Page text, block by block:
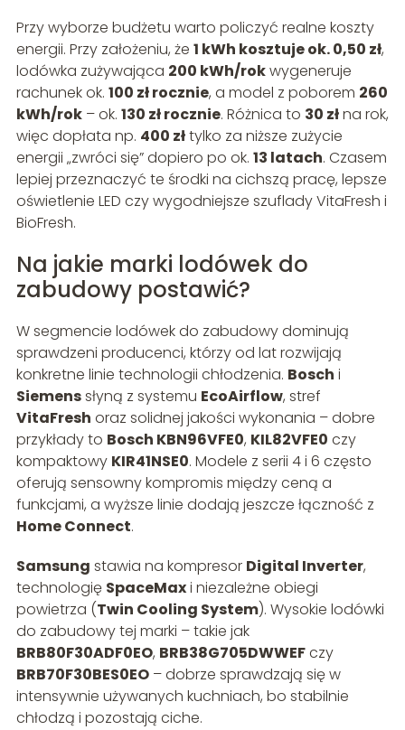
Przy wyborze budżetu warto policzyć realne koszty
energii. Przy założeniu, że 1 kWh kosztuje ok. 0,50 zł,
lodówka zużywająca 200 kWh/rokwygeneruje
rachunek ok. 100 zł rocznie, a model z poborem 260
kWh/rok– ok. 130 zł rocznie. Różnica to 30 złna rok,
więc dopłata np. 400 złtylko za niższe zużycie
energii „zwróci się” dopiero po ok. 13 latach. Czasem
lepiej przeznaczyć te środki na cichszą pracę, lepsze
oświetlenie LED czy wygodniejsze szuflady VitaFresh i
BioFresh.
Na jakie marki lodówek do
zabudowy postawić?
W segmencie lodówek do zabudowy dominują
sprawdzeni producenci, którzy od lat rozwijają
konkretne linie technologii chłodzenia. Bosch i
Siemenssłyną z systemu EcoAirflow, stref
VitaFresh oraz solidnej jakości wykonania – dobre
przykłady to Bosch KBN96VFE0, KIL82VFE0 czy
kompaktowy KIR41NSE0. Modele z serii 4 i 6 często
oferują sensowny kompromis między ceną a
funkcjami, a wyższe linie dodają jeszcze łączność z
Home Connect.
Samsung stawia na kompresor Digital Inverter,
technologię SpaceMaxi niezależne obiegi
powietrza (Twin Cooling System). Wysokie lodówki
do zabudowy tej marki – takie jak
BRB80F30ADF0EO, BRB38G705DWWEFczy
BRB70F30BES0EO– dobrze sprawdzają się w
intensywnie używanych kuchniach, bo stabilnie
chłodzą i pozostają ciche.